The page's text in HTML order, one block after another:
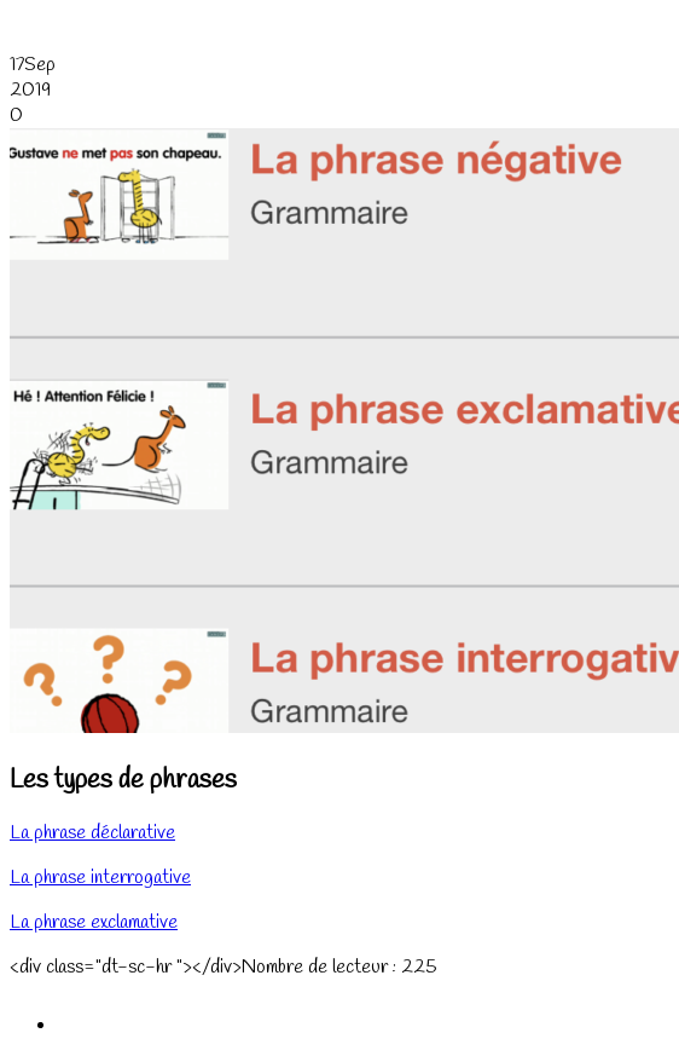
17Sep
2019
0
Les types de phrases
La phrase déclarative
La phrase interrogative
La phrase exclamative
<div class="dt-sc-hr "></div>Nombre de lecteur : 225